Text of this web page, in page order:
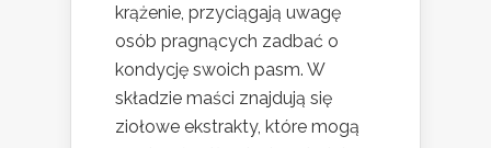
krążenie, przyciągają uwagę
osób pragnących zadbać o
kondycję swoich pasm. W
składzie maści znajdują się
ziołowe ekstrakty, które mogą